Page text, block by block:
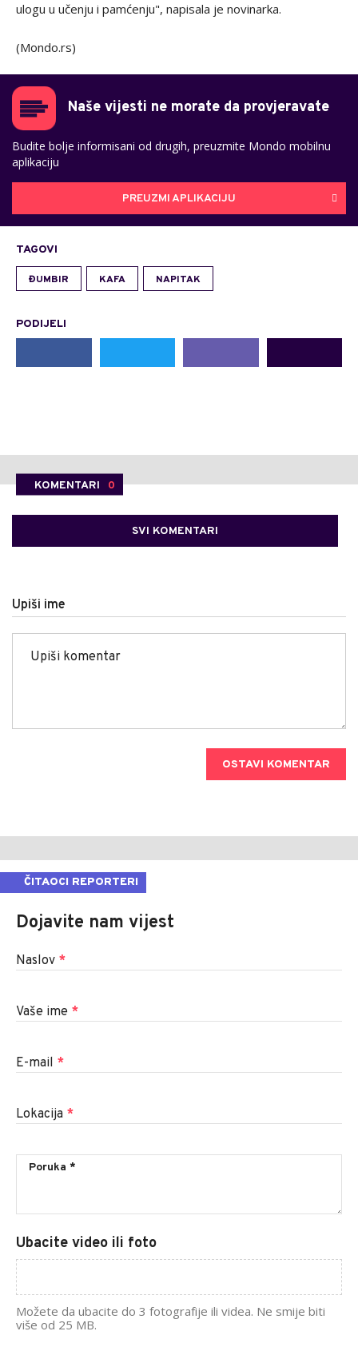
ulogu u učenju i pamćenju", napisala je novinarka.
(Mondo.rs)
Naše vijesti ne morate da provjeravate
Budite bolje informisani od drugih, preuzmite Mondo mobilnu
aplikaciju
PREUZMI APLIKACIJU
TAGOVI
ĐUMBIR KAFA NAPITAK
PODIJELI
KOMENTARI 0
SVI KOMENTARI
Upiši ime
OSTAVI KOMENTAR
ČITAOCI REPORTERI
Dojavite nam vijest
Naslov *
Vaše ime *
E-mail *
Lokacija *
Ubacite video ili foto
Možete da ubacite do 3 fotografije ili videa. Ne smije biti
više od 25 MB.